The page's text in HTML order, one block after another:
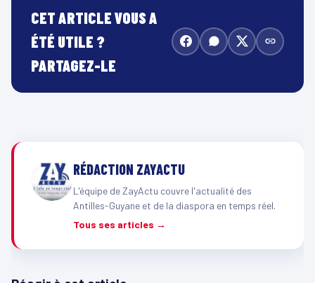
CET ARTICLE VOUS A
ÉTÉ UTILE ?
PARTAGEZ-LE
RÉDACTION ZAYACTU
L'équipe de ZayActu couvre l'actualité des
Antilles-Guyane et de la diaspora en temps réel.
Tous ses articles →